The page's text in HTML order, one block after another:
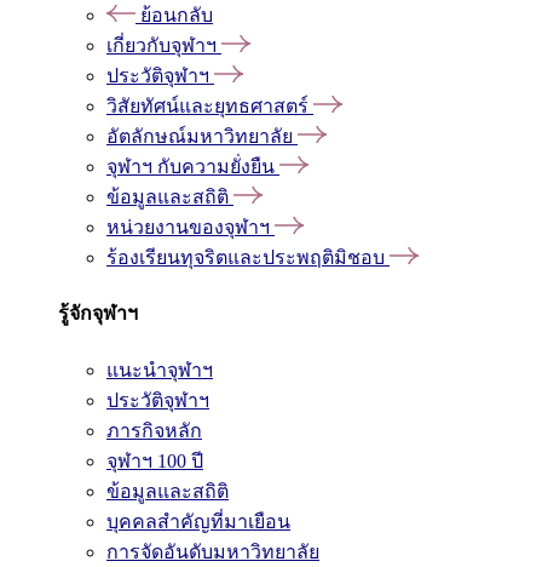
ย้อนกลับ
เกี่ยวกับจุฬาฯ
ประวัติจุฬาฯ
วิสัยทัศน์และยุทธศาสตร์
อัตลักษณ์มหาวิทยาลัย
จุฬาฯ กับความยั่งยืน
ข้อมูลและสถิติ
หน่วยงานของจุฬาฯ
ร้องเรียนทุจริตและประพฤติมิชอบ
รู้จักจุฬาฯ
แนะนำจุฬาฯ
ประวัติจุฬาฯ
ภารกิจหลัก
จุฬาฯ 100 ปี
ข้อมูลและสถิติ
บุคคลสำคัญที่มาเยือน
การจัดอันดับมหาวิทยาลัย